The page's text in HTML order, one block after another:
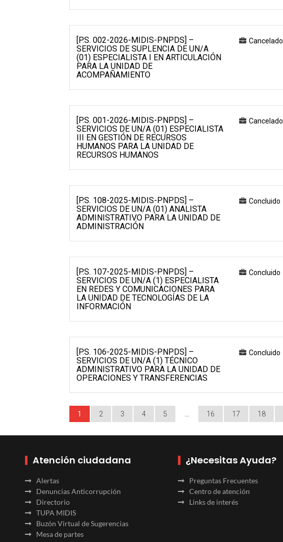
[P.S. 002-2026-MIDIS-PNPDS] –
SERVICIOS DE SUPLENCIA DE UN/A
(01) ESPECIALISTA I EN ARTICULACIÓN
PARA LA UNIDAD DE
ACOMPAÑAMIENTO
Cancelado
[P.S. 001-2026-MIDIS-PNPDS] –
SERVICIOS DE UN/A (01) ESPECIALISTA
III EN GESTIÓN DE RECURSOS
HUMANOS PARA LA UNIDAD DE
RECURSOS HUMANOS
Cancelado
[P.S. 108-2025-MIDIS-PNPDS] –
SERVICIOS DE UN/A (01) ANALISTA
ADMINISTRATIVO PARA LA UNIDAD DE
ADMINISTRACIÓN
Concluido
[P.S. 107-2025-MIDIS-PNPDS] –
SERVICIOS DE UN/A (1) ESPECIALISTA
EN REDES Y COMUNICACIONES PARA
LA UNIDAD DE TECNOLOGÍAS DE LA
INFORMACIÓN
Concluido
[P.S. 106-2025-MIDIS-PNPDS] –
SERVICIOS DE UN/A (1) TÉCNICO
ADMINISTRATIVO PARA LA UNIDAD DE
OPERACIONES Y TRANSFERENCIAS
Concluido
1 2 3 4 5 16 17 18
Atención ciudadana
Alertas
Denuncias Anticorrupción
Directorio
TUPA MIDIS
Buzón Virtual de Sugerencias
Mesa de partes
¿Necesitas Ayuda?
Preguntas Frecuentes
Centro de atención
Links de interés